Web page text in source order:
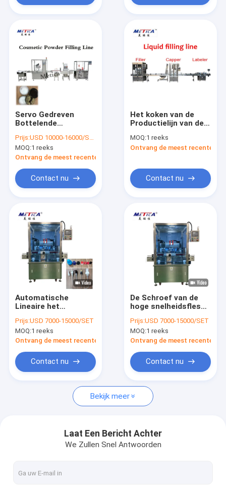
Producten
VR-show
Ongeveer ons
Fabrieksreis
Contacteer ons
Verzoek om een Citaat
Flessenvullenmachine
fles etiketteringsmachine
flessenwasmachine
Servo Gedreven
Bottelende
220V voor Los
Poeder
Prijs:USD 10000-16000/SET
MOQ:1 reeks
Ontvang de meest recente Prijs
Contact nu
Het koken van de
Productielijn van de
Bottelende
Automatische het
MOQ:1 reeks
Ontvang de meest recente
Contact nu
Automatische
Lineaire het
METICA Machine
voor Plastic Fles
2000-6000bph
Prijs:USD 7000-15000/SET
MOQ:1 reeks
Ontvang de meest recente Prijs
Contact nu
De Schroef van de
hoge snelheidsfles
Machine Lineair Type
die 220V 50hz 2kw
volgen
Prijs:USD 7000-15000/SET
MOQ:1 reeks
Ontvang de meest recente
Contact nu
Bekijk meer
Laat Een Bericht Achter
We Zullen Snel Antwoorden